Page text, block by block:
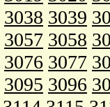
3038 3039
3057 3058
3076 3077
3095 3096